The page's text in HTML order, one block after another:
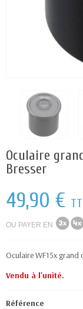
Oculaire
Bresser
49,90 €
OU PAYER EN
Oculaire WF15x grand
Vendu à l'unité.
Référence